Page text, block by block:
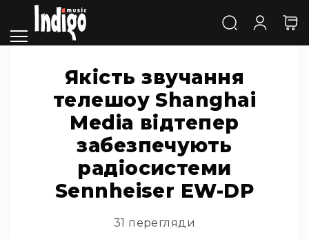
Каталог
та
компоненти
Активні
АС
Пасивні
Сабвуфери
Саундбари
Сценічні
Якість звучання
телешоу Shanghai
Media відтепер
забезпечують
радіосистеми
Sennheiser EW-DP
31 перегляди